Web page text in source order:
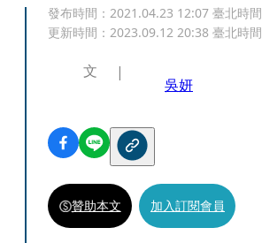
發布時間： 2021.04.23 12:07 臺北時間
更新時間： 2023.09.12 20:38 臺北時間
文
吳妍
贊助本文 加入訂閱會員